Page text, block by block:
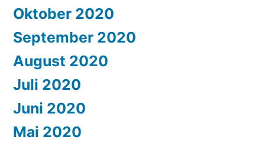
Oktober 2020
September 2020
August 2020
Juli 2020
Juni 2020
Mai 2020